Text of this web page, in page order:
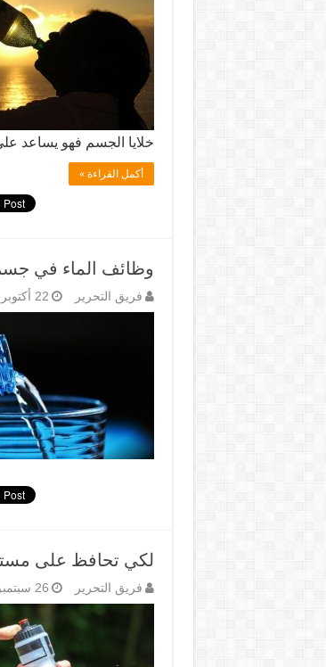
خلايا الجسم فهو يساعد
أكمل القراءة »
وظائف الماء في جسم
فريق التحرير 22 أكتوبر، 2022
لكي تحافظ على
فريق التحرير 26 سبتمبر، 2022